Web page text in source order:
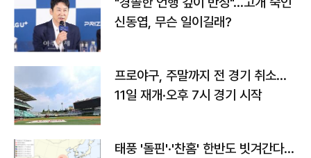
신동엽, 무슨 일이길래?
프로야구, 주말까지 전 경기 취소…
11일 재개·오후 7시 경기 시작
태풍 '돌핀'·'찬홈' 한반도 빗겨간다…